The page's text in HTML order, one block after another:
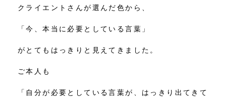
クライエントさんが選んだ色から、
「今、本当に必要としている言葉」
がとてもはっきりと見えてきました。
ご本人も
「自分が必要としている言葉が、はっきり出てきて